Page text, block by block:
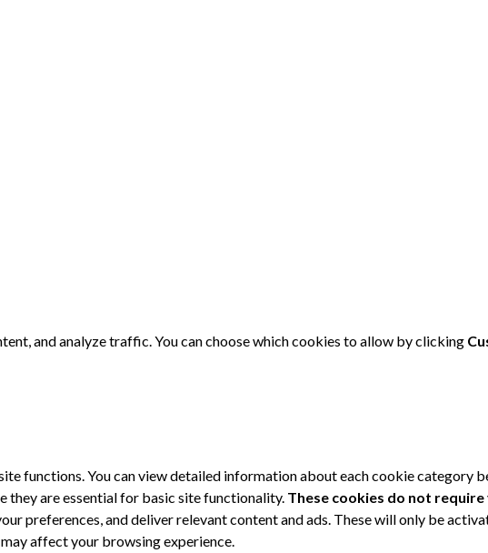
and analyze traffic. You can choose which cookies to allow by clicking
functions. You can view detailed information about each cookie category
they are essential for basic site functionality. These cookies do not require
preferences, and deliver relevant content and ads. These will only be
affect your browsing experience.